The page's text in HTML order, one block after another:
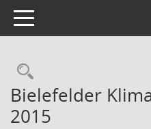
Toggle navigation
Bielefelder
2015